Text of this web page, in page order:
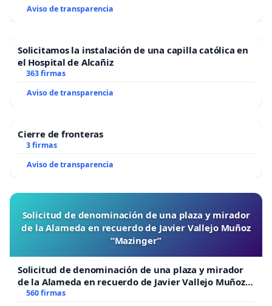
Aviso de transparencia
Solicitamos la instalación de una capilla católica en
el Hospital de Alcañiz
363 firmas
Aviso de transparencia
Cierre de fronteras
3 firmas
Aviso de transparencia
Solicitud de denominación de una plaza y mirador
de la Alameda en recuerdo de Javier Vallejo Muñoz
“Mazinger”
Solicitud de denominación de una plaza y mirador
de la Alameda en recuerdo de Javier Vallejo Muñoz
“Mazinger”
560 firmas